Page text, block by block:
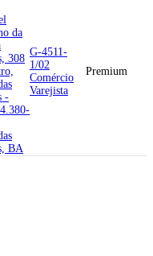
da
308
-
BA
G-4511-
1/02
Comércio
Varejista
Premium